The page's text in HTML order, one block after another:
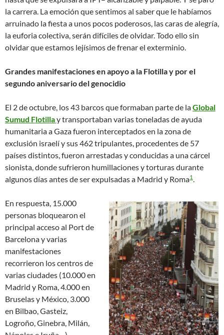
la carrera. La emoción que sentimos al saber que le habíamos
arruinado la fiesta a unos pocos poderosos, las caras de alegría,
la euforia colectiva, serán difíciles de olvidar. Todo ello sin
olvidar que estamos lejísimos de frenar el exterminio.
Grandes manifestaciones en apoyo a la Flotilla y por el
segundo aniversario del genocidio
El 2 de octubre, los 43 barcos que formaban parte de laGlobal
Sumud Flotillay transportaban varias toneladas de ayuda
humanitaria a Gaza fueron interceptados en la zona de
exclusión israelí y sus 462 tripulantes, procedentes de 57
países distintos, fueron arrestadas y conducidas a una cárcel
sionista, donde sufrieron humillaciones y torturas durante
algunos días antes de ser expulsadas a Madrid y Roma1.
En respuesta, 15.000
personas bloquearon el
principal acceso al Port de
Barcelona y varias
manifestaciones
recorrieron los centros de
varias ciudades (10.000 en
Madrid y Roma, 4.000 en
Bruselas y México, 3.000
en Bilbao, Gasteiz,
Logroño, Ginebra, Milán,